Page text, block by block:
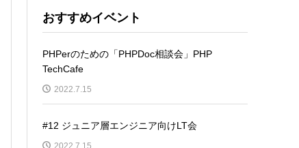
おすすめイベント
PHPerのための「PHPDoc相談会」PHP
TechCafe
2022.7.15
#12 ジュニア層エンジニア向けLT会